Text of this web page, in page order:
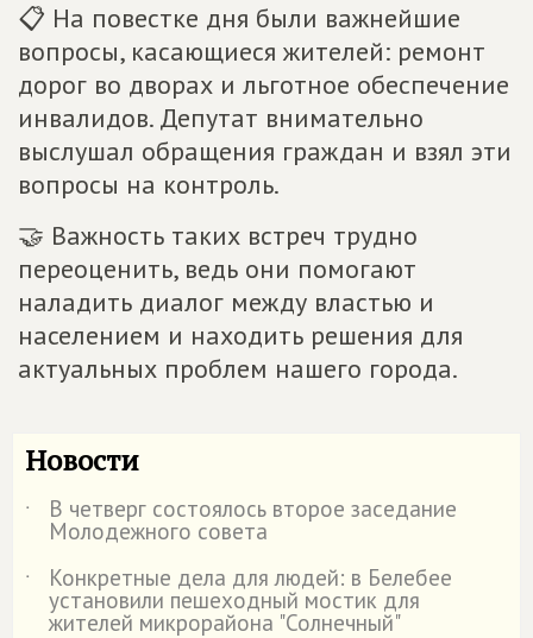
📋 На повестке дня были важнейшие
вопросы, касающиеся жителей: ремонт
дорог во дворах и льготное обеспечение
инвалидов. Депутат внимательно
выслушал обращения граждан и взял эти
вопросы на контроль.
🤝 Важность таких встреч трудно
переоценить, ведь они помогают
наладить диалог между властью и
населением и находить решения для
актуальных проблем нашего города.
Новости
˙ В четверг состоялось второе заседание
Молодежного совета
˙
Конкретные дела для людей: в Белебее
установили пешеходный мостик для
жителей микрорайона "Солнечный"